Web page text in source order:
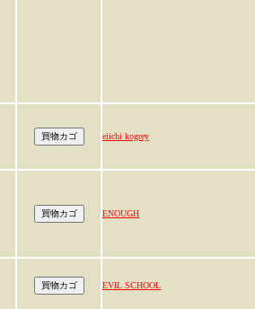
eiichi kogrey
ENOUGH
EVIL SCHOOL